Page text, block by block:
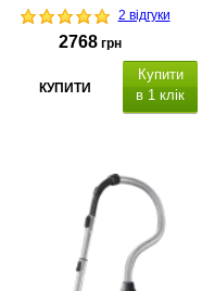
2 відгуки
2768 грн
КУПИТИ
Купити
в 1 клік